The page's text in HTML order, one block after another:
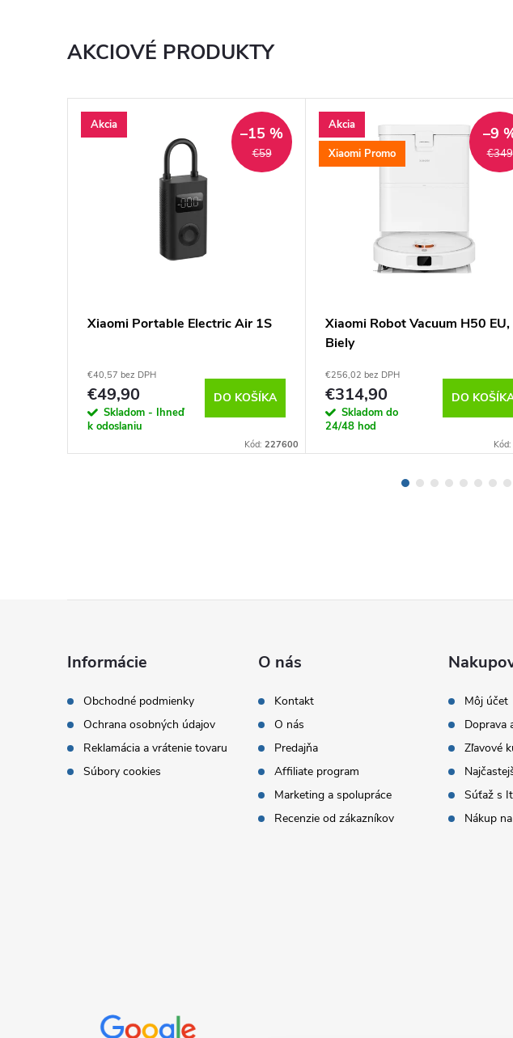
AKCIOVÉ PRODUKTY
Akcia
€59
–15 %
Xiaomi Portable Electric Air 1S
€40,57 bez DPH
€49,90
Skladom - Ihneď
k odoslaniu
DO KOŠÍKA
Kód: 227600
Akcia
Xiaomi Promo
€349
–9
Xiaomi Robot Vacuum H50 EU,
Biely
€256,02 bez DPH
€314,90
Skladom do
24/48 hod
DO
Kód:
Informácie
Obchodné podmienky
Ochrana osobných údajov
Reklamácia a vrátenie tovaru
Súbory cookies
O nás
Kontakt
O nás
Predajňa
Affiliate program
Marketing a spolupráce
Recenzie od zákazníkov
Môj účet
Doprava
Zľavové
Súťaž s
Nákup